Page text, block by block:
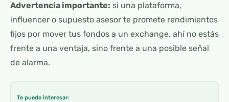
Advertencia importante: si una plataforma,
influencer o supuesto asesor te promete rendimientos
fijos por mover tus fondos a un exchange, ahí no estás
frente a una ventaja, sino frente a una posible señal
de alarma.
Te puede interesar: